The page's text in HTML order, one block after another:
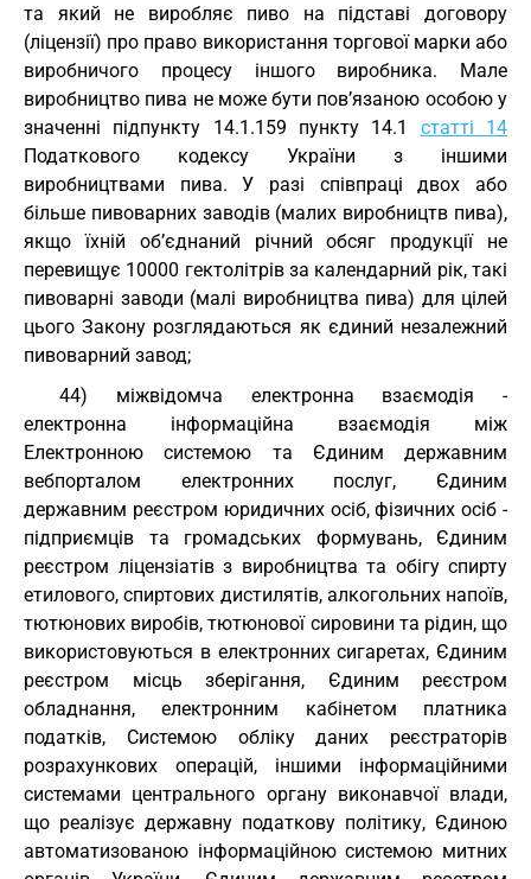
та який не виробляє пиво на підставі договору
(ліцензії) про право використання торгової марки або
виробничого процесу іншого виробника. Мале
виробництво пива не може бути пов’язаною особою у
значенні підпункту 14.1.159 пункту 14.1 статті 14
Податкового кодексу України з іншими
виробництвами пива. У разі співпраці двох або
більше пивоварних заводів (малих виробництв пива),
якщо їхній об’єднаний річний обсяг продукції не
перевищує 10000 гектолітрів за календарний рік, такі
пивоварні заводи (малі виробництва пива) для цілей
цього Закону розглядаються як єдиний незалежний
пивоварний завод;
44) міжвідомча електронна взаємодія -
електронна інформаційна взаємодія між
Електронною системою та Єдиним державним
вебпорталом електронних послуг, Єдиним
державним реєстром юридичних осіб, фізичних осіб -
підприємців та громадських формувань, Єдиним
реєстром ліцензіатів з виробництва та обігу спирту
етилового, спиртових дистилятів, алкогольних напоїв,
тютюнових виробів, тютюнової сировини та рідин, що
використовуються в електронних сигаретах, Єдиним
реєстром місць зберігання, Єдиним реєстром
обладнання, електронним кабінетом платника
податків, Системою обліку даних реєстраторів
розрахункових операцій, іншими інформаційними
системами центрального органу виконавчої влади,
що реалізує державну податкову політику, Єдиною
автоматизованою інформаційною системою митних